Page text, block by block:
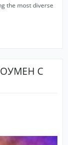
the most diverse
С